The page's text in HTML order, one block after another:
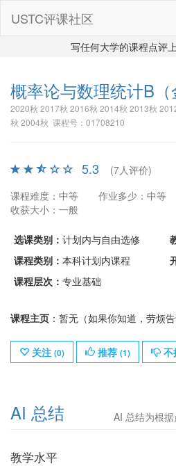
USTC评课社区
写任何大学的课程点评上
概率论与数理统计B
2020秋 2017秋 2016秋 2014秋 2013秋
秋 2004秋 课程号：01708210
5.3
(7人评价)
课程难度：中等
作业多少：中等
收获大小：一般
选课类别： 计划内与自由选修
课程类别： 本科计划内课程
课程层次： 专业基础
课程主页 ：暂无（如果你知道，劳烦告
关注 (0) 推荐 (1) 不
AI 总结 AI 总结为根
教学水平